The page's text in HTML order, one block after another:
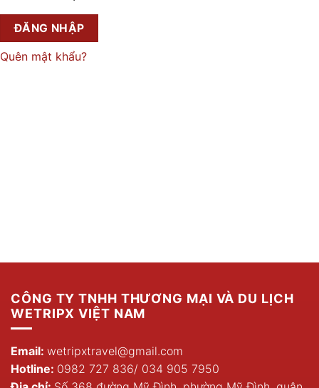
ĐĂNG NHẬP
Quên mật khẩu?
CÔNG TY TNHH THƯƠNG MẠI VÀ DU LỊCH
WETRIPX VIỆT NAM
Email: wetripxtravel@gmail.com
Hotline: 0982 727 836/ 034 905 7950